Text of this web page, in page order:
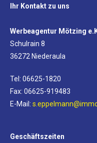
Ihr Kontakt zu uns
Werbeagentur Mötzing
Schulrain 8
36272 Niederaula
Tel: 06625-1820
Fax: 06625-919483
E-Mail:
Geschäftszeiten